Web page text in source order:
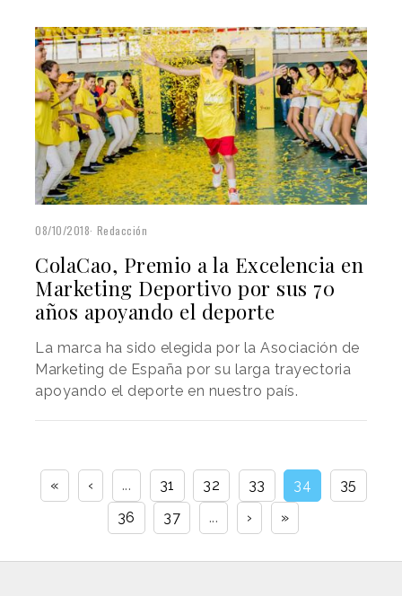
08/10/2018 Redacción
ColaCao, Premio a la Excelencia en
Marketing Deportivo por sus 70
años apoyando el deporte
La marca ha sido elegida por la Asociación de
Marketing de España por su larga trayectoria
apoyando el deporte en nuestro país.
« ‹ ... 31 32 33 34
35
36
37 ... › »